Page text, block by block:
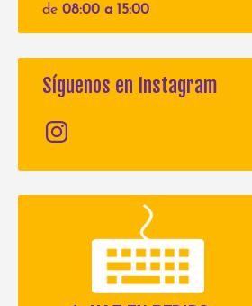
de 08:00 a 15:00
Síguenos en Instagram